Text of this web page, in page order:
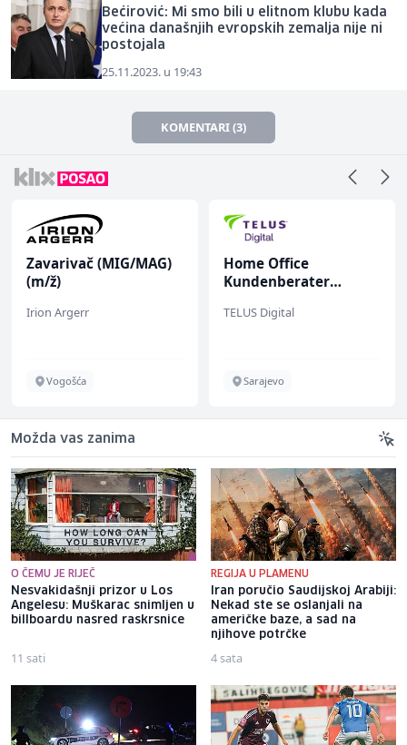
Bećirović: Mi smo bili u elitnom klubu kada
većina današnjih evropskih zemalja nije ni
postojala
25.11.2023. u 19:43
KOMENTARI (3)
Zavarivač (MIG/MAG)
(m/ž)
Irion Argerr
Vogošća
Home Office
Kundenberater
TELUS Digital
Sarajevo
Možda vas zanima
O ČEMU JE RIJEČ
Nesvakidašnji prizor u Los
Angelesu: Muškarac snimljen u
billboardu nasred raskrsnice
11 sati
REGIJA U PLAMENU
Iran poručio Saudijskoj Arabiji:
Nekad ste se oslanjali na
američke baze, a sad na
njihove potrčke
4 sata